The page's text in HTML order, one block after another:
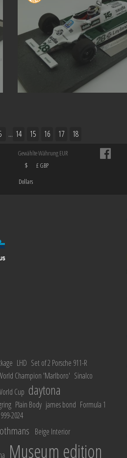
... 14 15 16 17 18
Gewählte Währung EUR
$
Dollars
£ GBP
LHD Set of 2 Porsche 911-R
Champion 'Marlboro' Sinalco
Cup daytona
Plain Body james bond Formula 1
2024
Beige Interior
Museum edition